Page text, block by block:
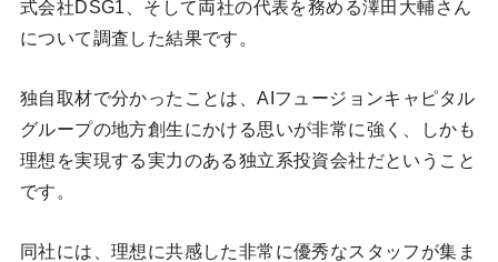
式会社DSG1、そして両社の代表を務める澤田大輔さん
について調査した結果です。
独自取材で分かったことは、AIフュージョンキャピタル
グループの地方創生にかける思いが非常に強く、しかも
理想を実現する実力のある独立系投資会社だということ
です。
同社には、理想に共感した非常に優秀なスタッフが集ま